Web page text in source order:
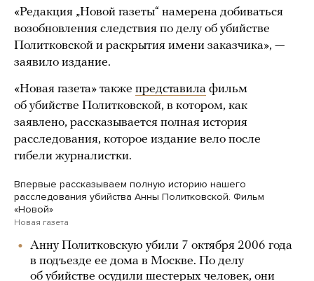
«Редакция „Новой газеты“ намерена добиваться
возобновления следствия по делу об убийстве
Политковской и раскрытия имени заказчика», —
заявило издание.
«Новая газета» также представила фильм
об убийстве Политковской, в котором, как
заявлено, рассказывается полная история
расследования, которое издание вело после
гибели журналистки.
Впервые рассказываем полную историю нашего
расследования убийства Анны Политковской. Фильм
«Новой»
Новая газета
Анну Политковскую убили 7 октября 2006 года
в подъезде ее дома в Москве. По делу
об убийстве осудили шестерых человек, они